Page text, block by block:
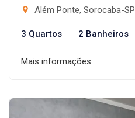
Além Ponte, Sorocaba-SP
3 Quartos 2 Banheiros
Mais informações